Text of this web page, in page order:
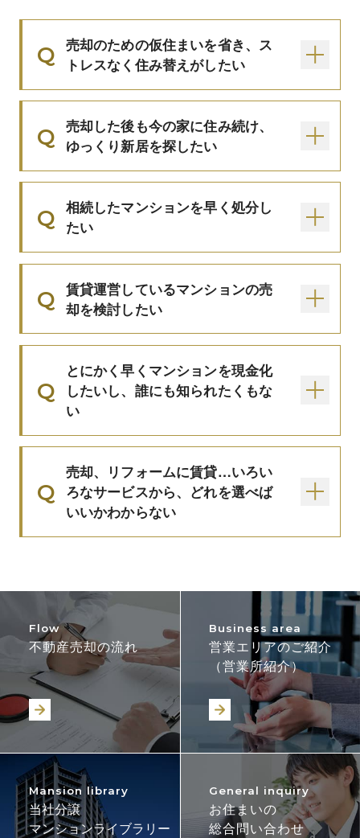
売却のための仮住まいを省き、ス
トレスなく住み替えがしたい
売却した後も今の家に住み続け、
ゆっくり新居を探したい
相続したマンションを早く処分し
たい
賃貸運営しているマンションの売
却を検討したい
とにかく早くマンションを現金化
したいし、誰にも知られたくもな
い
売却、リフォームに賃貸…いろい
ろなサービスから、どれを選べば
いいかわからない
Flow
不動産売却の流れ
Business area
営業エリアのご紹介
（営業所紹介）
Mansion library
当社分譲
マンションライブラリー
General inquiry
お住まいの
総合問い合わせ